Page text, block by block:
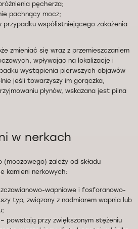
pęcherza;
pachnący mocz;
współistniejącego zakażenia
zmieniać się wraz z przemieszczaniem
wpływając na lokalizację i
wystąpienia pierwszych objawów
jeśli towarzyszy im gorączka,
płynów, wskazana jest pilna
w nerkach
(moczowego) zależy od składu
kamieni nerkowych:
wapniowe i fosforanowo-
typ, związany z nadmiarem wapnia lub
powstają przy zwiększonym stężeniu